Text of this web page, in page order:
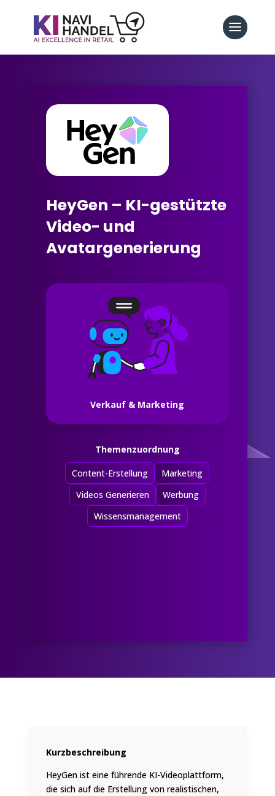
HeyGen – KI-gestützte
Video- und
Avatargenerierung
Verkauf & Marketing
Themenzuordnung
Content-Erstellung
Marketing
Videos Generieren
Werbung
Wissensmanagement
Kurzbeschreibung
HeyGen ist eine führende KI-Videoplattform,
die sich auf die Erstellung von realistischen,